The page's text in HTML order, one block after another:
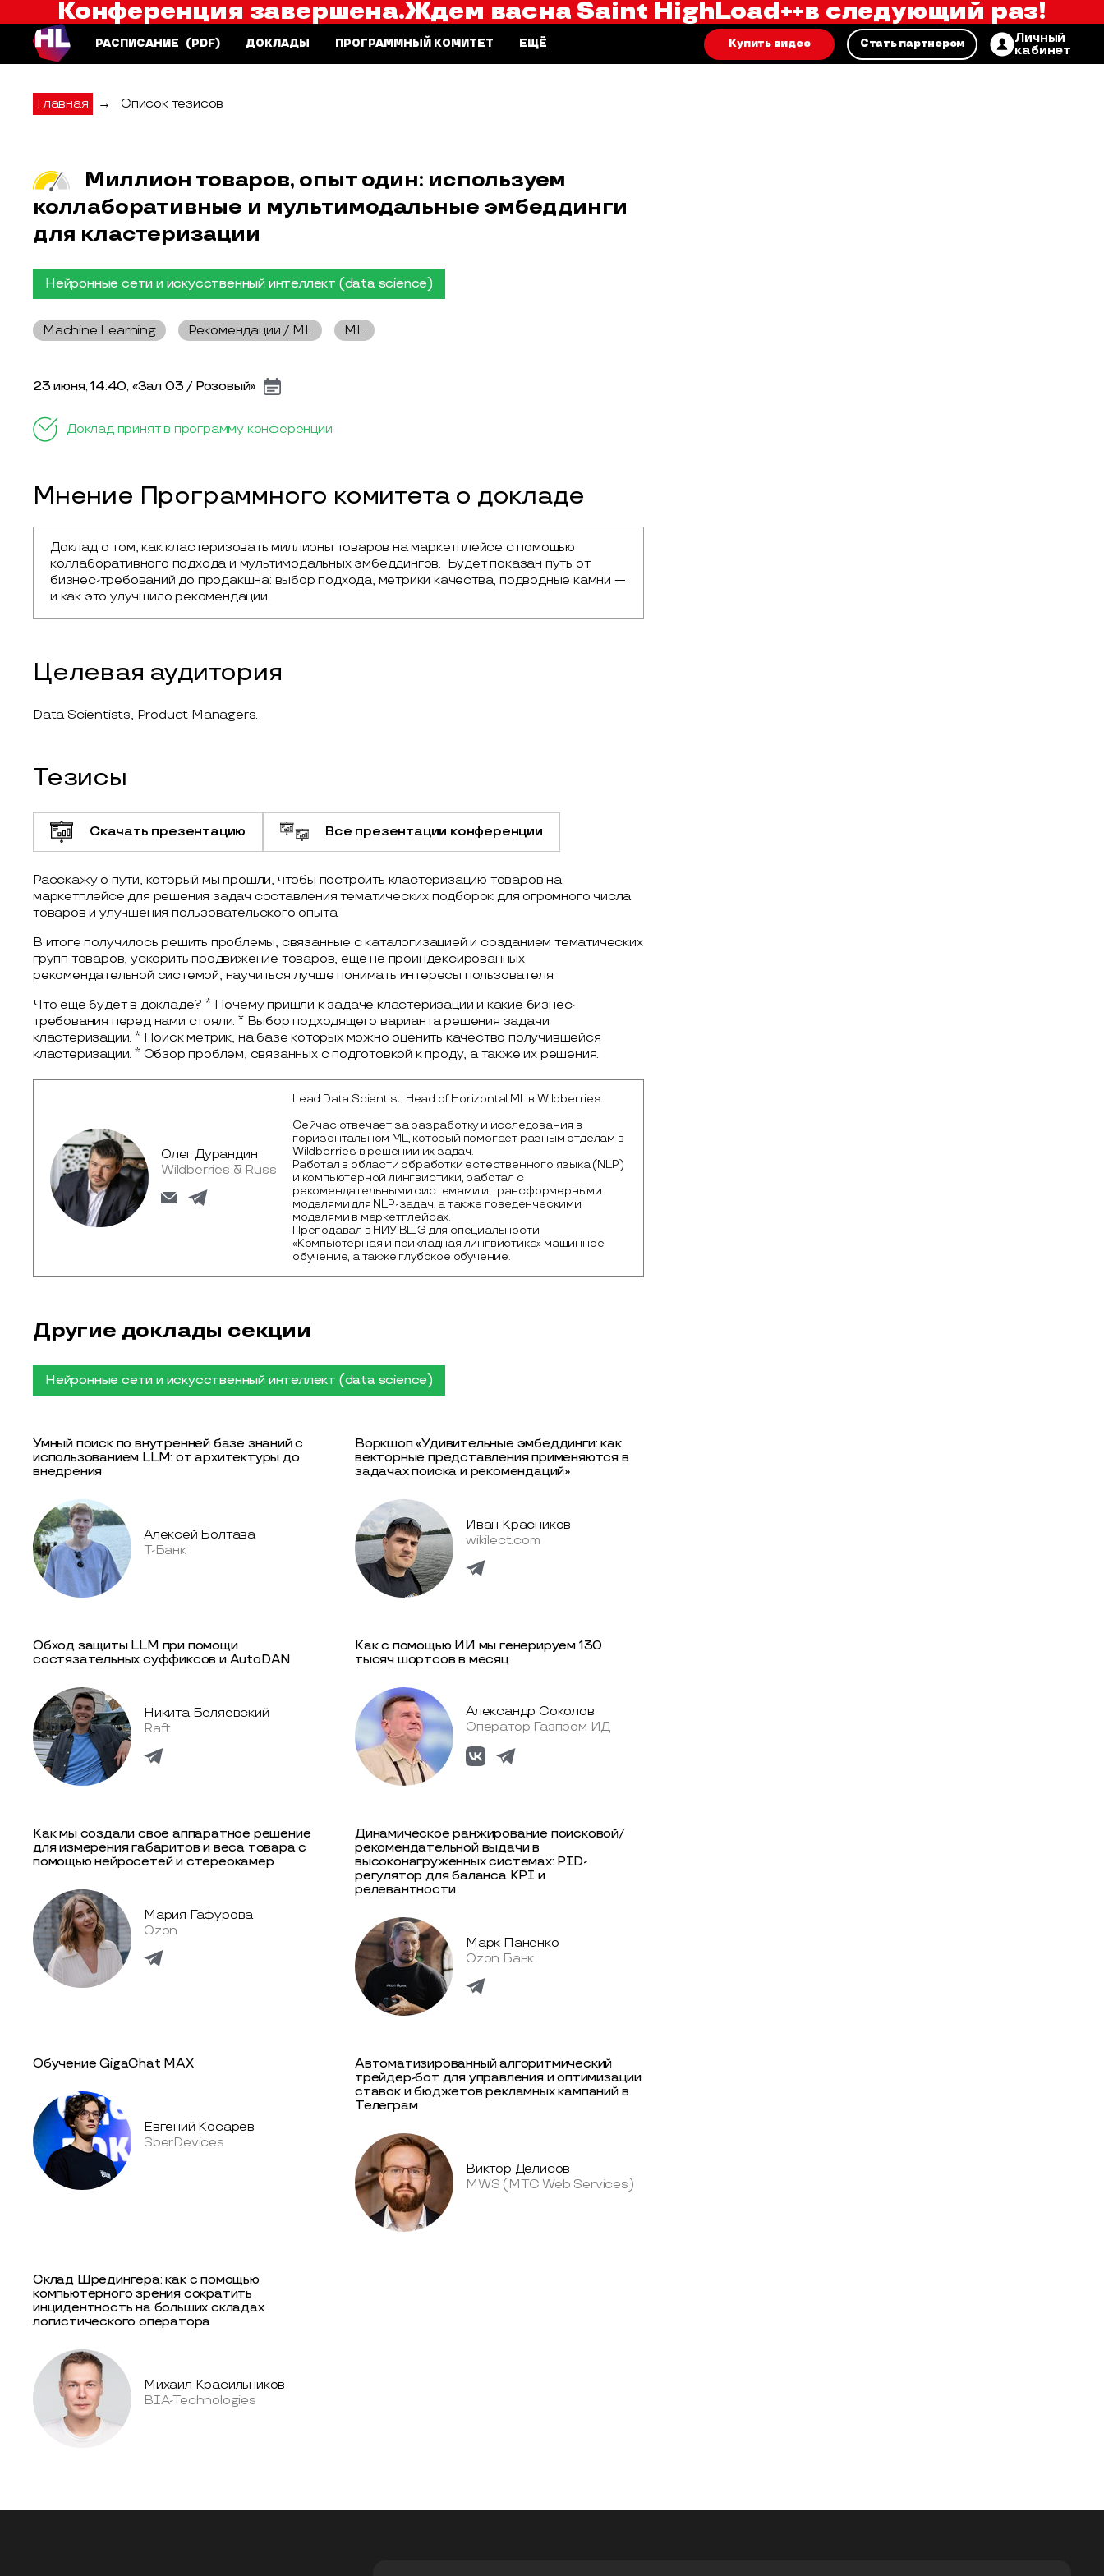
Saint HighLoad++
Конференция завершена.Ждем васна Saint HighLoad++в следующий раз!
РАСПИСАНИЕ (PDF) ДОКЛАДЫ ПРОГРАММНЫЙ КОМИТЕТ ЕЩЁ Купить видео Стать партнером
Личный
кабинет
Главная → Список тезисов
Миллион товаров, опыт один: используем
коллаборативные и мультимодальные эмбеддинги
для кластеризации
Нейронные сети и искусственный интеллект (data science)
Machine Learning Рекомендации / ML ML
23 июня, 14:40, «Зал 03 / Розовый»
Доклад принят в программу конференции
Мнение Программного комитета о докладе
Доклад о том, как кластеризовать миллионы товаров на маркетплейсе с помощью
коллаборативного подхода и мультимодальных эмбеддингов.  Будет показан путь от
бизнес-требований до продакшна: выбор подхода, метрики качества, подводные камни —
и как это улучшило рекомендации.
Целевая аудитория
Data Scientists, Product Managers.
Тезисы
Скачать презентацию Все презентации конференции
Расскажу о пути, который мы прошли, чтобы построить кластеризацию товаров на
маркетплейсе для решения задач составления тематических подборок для огромного числа
товаров и улучшения пользовательского опыта.
В итоге получилось решить проблемы, связанные с каталогизацией и созданием тематических
групп товаров, ускорить продвижение товаров, еще не проиндексированных
рекомендательной системой, научиться лучше понимать интересы пользователя.
Что еще будет в докладе? * Почему пришли к задаче кластеризации и какие бизнес-
требования перед нами стояли. * Выбор подходящего варианта решения задачи
кластеризации. * Поиск метрик, на базе которых можно оценить качество получившейся
кластеризации. * Обзор проблем, связанных с подготовкой к проду, а также их решения.
Олег Дурандин
Wildberries & Russ
Lead Data Scientist, Head of Horizontal ML в Wildberries.
Сейчас отвечает за разработку и исследования в
горизонтальном ML, который помогает разным отделам в
Wildberries в решении их задач.
Работал в области обработки естественного языка (NLP)
и компьютерной лингвистики, работал с
рекомендательными системами и трансформерными
моделями для NLP-задач, а также поведенческими
моделями в маркетплейсах.
Преподавал в НИУ ВШЭ для специальности
«Компьютерная и прикладная лингвистика» машинное
обучение, а также глубокое обучение.
Другие доклады секции
Нейронные сети и искусственный интеллект (data science)
Умный поиск по внутренней базе знаний с
использованием LLM: от архитектуры до
внедрения
Алексей Болтава
Т-Банк
Воркшоп «Удивительные эмбеддинги: как
векторные представления применяются в
задачах поиска и рекомендаций»
Иван Красников
wikilect.com
Обход защиты LLM при помощи
состязательных суффиксов и AutoDAN
Никита Беляевский
Raft
Как с помощью ИИ мы генерируем 130
тысяч шортсов в месяц
Александр Соколов
Оператор Газпром ИД
Как мы создали свое аппаратное решение
для измерения габаритов и веса товара с
помощью нейросетей и стереокамер
Мария Гафурова
Ozon
Динамическое ранжирование поисковой/
рекомендательной выдачи в
высоконагруженных системах: PID-
регулятор для баланса KPI и
релевантности
Марк Паненко
Ozon Банк
Обучение GigaChat MAX
Евгений Косарев
SberDevices
Автоматизированный алгоритмический
трейдер-бот для управления и оптимизации
ставок и бюджетов рекламных кампаний в
Телеграм
Виктор Делисов
MWS (МТС Web Services)
Склад Шредингера: как с помощью
компьютерного зрения сократить
инцидентность на больших складах
логистического оператора
Михаил Красильников
BIA-Technologies